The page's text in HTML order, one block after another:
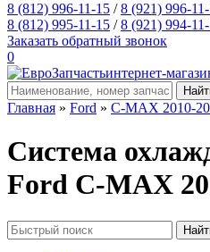
8 (812) 996-11-15 /8 (921) 996-
8 (812) 995-11-15 /8 (921) 994-
Заказать обратный звонок
0
интернет-
Главная » Ford » C-MAX 2010-
Система
Ford C-MAX